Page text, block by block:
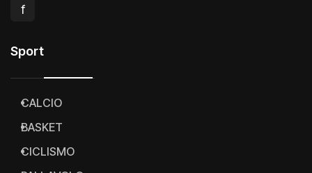
f
Sport
CALCIO
BASKET
CICLISMO